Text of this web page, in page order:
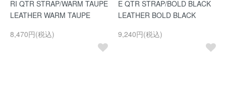
RI QTR STRAP/WARM TAUPE
LEATHER WARM TAUPE
8,470円(税込)
E QTR STRAP/BOLD BLACK
LEATHER BOLD BLACK
9,240円(税込)